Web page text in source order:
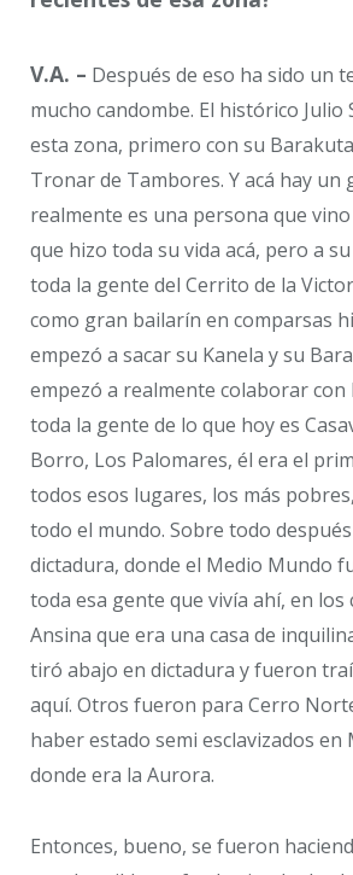
V.A. – Después de eso ha sido un
mucho candombe. El histórico Julio
esta zona, primero con su
Tronar de Tambores. Y acá hay
realmente es una persona que
que hizo toda su vida acá, pero a
toda la gente del Cerrito de la
como gran bailarín en comparsas
empezó a sacar su Kanela y su
empezó a realmente colaborar con
toda la gente de lo que hoy es
Borro, Los Palomares, él era el
todos esos lugares, los más
todo el mundo. Sobre todo
dictadura, donde el Medio Mundo
toda esa gente que vivía ahí, en los
Ansina que era una casa de
tiró abajo en dictadura y fueron
aquí. Otros fueron para Cerro
haber estado semi esclavizados en
donde era la Aurora.
Entonces, bueno, se fueron